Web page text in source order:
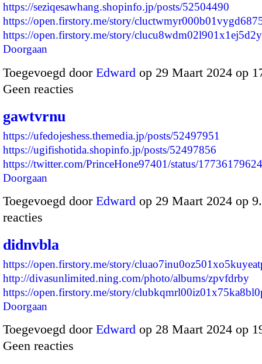
https://seziqesawhang.shopinfo.jp/posts/52504490
https://open.firstory.me/story/
https://open.firstory.me/story/
Doorgaan
Toegevoegd door Edward op 29 Maart 2024 op
Geen reacties
gawtvrnu
https://ufedojeshess.themedia.jp/posts/52497951
https://ugifishotida.shopinfo.jp/posts/52497856
https://twitter.com/PrinceHone97401/status/
Doorgaan
Toegevoegd door Edward op 29 Maart 2024 op
reacties
didnvbla
https://open.firstory.me/story/
http://divasunlimited.ning.com/photo/albums/zpvfdrby
https://open.firstory.me/story/
Doorgaan
Toegevoegd door Edward op 28 Maart 2024 op
Geen reacties